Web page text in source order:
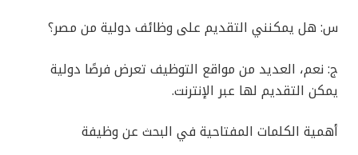
س: هل يمكنني التقديم على وظائف دولية من مصر؟
ج: نعم، العديد من مواقع التوظيف تعرض فرصًا دولية
يمكن التقديم لها عبر الإنترنت.
أهمية الكلمات المفتاحية في البحث عن وظيفة